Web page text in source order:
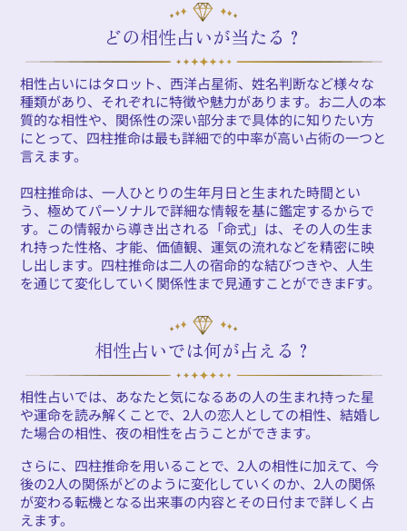
どの相性占いが当たる？
相性占いにはタロット、西洋占星術、姓名判断など様々な
種類があり、それぞれに特徴や魅力があります。お二人の本
質的な相性や、関係性の深い部分まで具体的に知りたい方
にとって、四柱推命は最も詳細で的中率が高い占術の一つと
言えます。
四柱推命は、一人ひとりの生年月日と生まれた時間とい
う、極めてパーソナルで詳細な情報を基に鑑定するからで
す。この情報から導き出される「命式」は、その人の生ま
れ持った性格、才能、価値観、運気の流れなどを精密に映
し出します。四柱推命は二人の宿命的な結びつきや、人生
を通じて変化していく関係性まで見通すことができまFす。
相性占いでは何が占える？
相性占いでは、あなたと気になるあの人の生まれ持った星
や運命を読み解くことで、2人の恋人としての相性、結婚し
た場合の相性、夜の相性を占うことができます。
さらに、四柱推命を用いることで、2人の相性に加えて、今
後の2人の関係がどのように変化していくのか、2人の関係
が変わる転機となる出来事の内容とその日付まで詳しく占
えます。